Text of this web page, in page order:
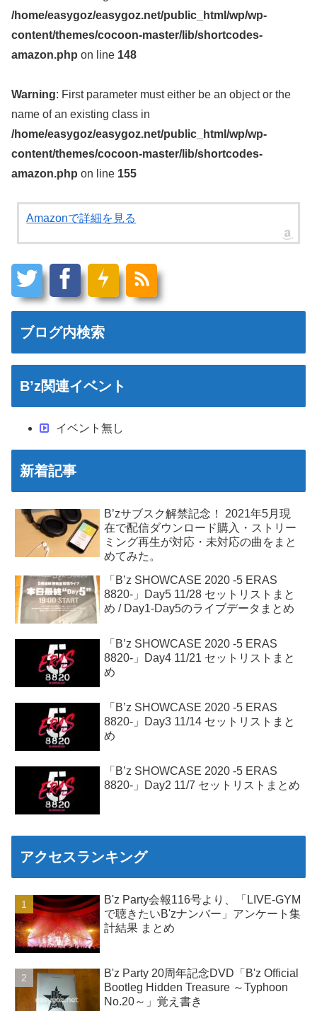
/home/easygoz/easygoz.net/public_html/wp/wp-
content/themes/cocoon-master/lib/shortcodes-
amazon.php on line 148
Warning: First parameter must either be an object or the
name of an existing class in
/home/easygoz/easygoz.net/public_html/wp/wp-
content/themes/cocoon-master/lib/shortcodes-
amazon.php on line 155
Amazonで詳細を見る
ブログ内検索
B’z関連イベント
イベント無し
新着記事
B’zサブスク解禁記念！ 2021年5月現
在で配信ダウンロード購入・ストリー
ミング再生が対応・未対応の曲をまと
めてみた。
「B’z SHOWCASE 2020 -5 ERAS
8820-」Day5 11/28 セットリストまと
め / Day1-Day5のライブデータまとめ
「B’z SHOWCASE 2020 -5 ERAS
8820-」Day4 11/21 セットリストまと
め
「B’z SHOWCASE 2020 -5 ERAS
8820-」Day3 11/14 セットリストまと
め
「B’z SHOWCASE 2020 -5 ERAS
8820-」Day2 11/7 セットリストまとめ
アクセスランキング
B'z Party会報116号より、「LIVE-GYM
で聴きたいB'zナンバー」アンケート集
計結果 まとめ
B'z Party 20周年記念DVD「B'z Official
Bootleg Hidden Treasure ～Typhoon
No.20～」覚え書き